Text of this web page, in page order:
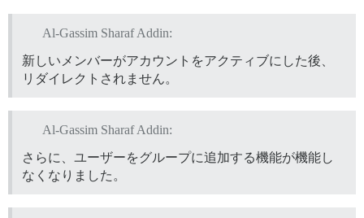
Al-Gassim Sharaf Addin:
新しいメンバーがアカウントをアクティブにした後、
リダイレクトされません。
Al-Gassim Sharaf Addin:
さらに、ユーザーをグループに追加する機能が機能し
なくなりました。